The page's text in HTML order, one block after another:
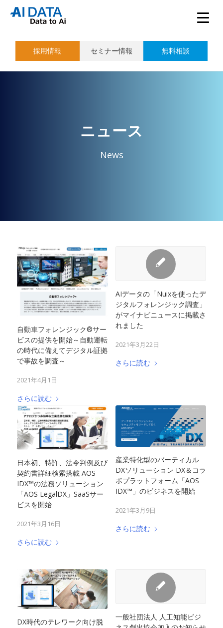
採用情報 セミナー情報 無料相談
ニュース
News
自動車フォレンジック®サー
ビスの提供を開始～自動運転
の時代に備えてデジタル証拠
で事故を調査～
2021年4月1日
さらに読む
AIデータの「Nuixを使ったデ
ジタルフォレンジック調査」
がマイナビニュースに掲載さ
れました
2021年3月22日
さらに読む
日本初、特許、法令判例及び
契約書詳細検索搭載 AOS
IDX™の法務ソリューション
「AOS LegalDX」SaaSサー
ビスを開始
2021年3月16日
さらに読む
産業特化型のバーティカル
DXソリューション DX＆コラ
ボプラットフォーム「AOS
IDX™」のビジネスを開始
2021年3月9日
さらに読む
DX時代のテレワーク向け脱
一般社団法人 人工知能ビジ